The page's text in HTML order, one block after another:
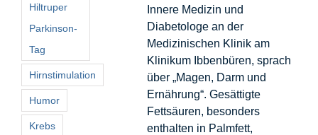
Innere Medizin und
Diabetologe an der
Medizinischen Klinik am
Klinikum Ibbenbüren, sprach
über „Magen, Darm und
Ernährung“. Gesättigte
Fettsäuren, besonders
enthalten in Palmfett,
Hiltruper
Parkinson-
Tag
Hirnstimulation
Humor
Krebs